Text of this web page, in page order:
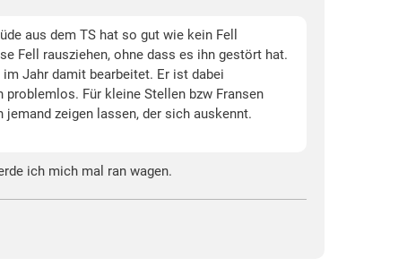
aus dem TS hat so gut wie kein Fell
Fell rausziehen, ohne dass es ihn gestört hat.
Jahr damit bearbeitet. Er ist dabei
Für kleine Stellen bzw Fransen
zeigen lassen, der sich auskennt.
ich mich mal ran wagen.